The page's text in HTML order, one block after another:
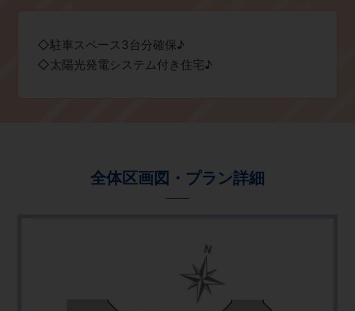
◇駐車スペース3台分確保♪
◇太陽光発電システム付き住宅♪
全体区画図・プラン詳細